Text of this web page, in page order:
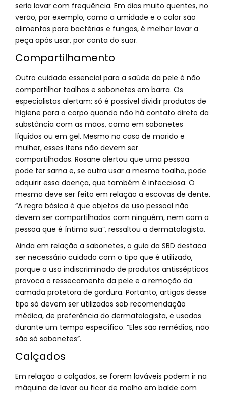
seria lavar com frequência. Em dias muito quentes, no
verão, por exemplo, como a umidade e o calor são
alimentos para bactérias e fungos, é melhor lavar a
peça após usar, por conta do suor.
Compartilhamento
Outro cuidado essencial para a saúde da pele é não
compartilhar toalhas e sabonetes em barra. Os
especialistas alertam: só é possível dividir produtos de
higiene para o corpo quando não há contato direto da
substância com as mãos, como em sabonetes
líquidos ou em gel. Mesmo no caso de marido e
mulher, esses itens não devem ser
compartilhados. Rosane alertou que uma pessoa
pode ter sarna e, se outra usar a mesma toalha, pode
adquirir essa doença, que também é infecciosa. O
mesmo deve ser feito em relação a escovas de dente.
“A regra básica é que objetos de uso pessoal não
devem ser compartilhados com ninguém, nem com a
pessoa que é íntima sua”, ressaltou a dermatologista.
Ainda em relação a sabonetes, o guia da SBD destaca
ser necessário cuidado com o tipo que é utilizado,
porque o uso indiscriminado de produtos antissépticos
provoca o ressecamento da pele e a remoção da
camada protetora de gordura. Portanto, artigos desse
tipo só devem ser utilizados sob recomendação
médica, de preferência do dermatologista, e usados
durante um tempo específico. “Eles são remédios, não
são só sabonetes”.
Calçados
Em relação a calçados, se forem laváveis podem ir na
máquina de lavar ou ficar de molho em balde com